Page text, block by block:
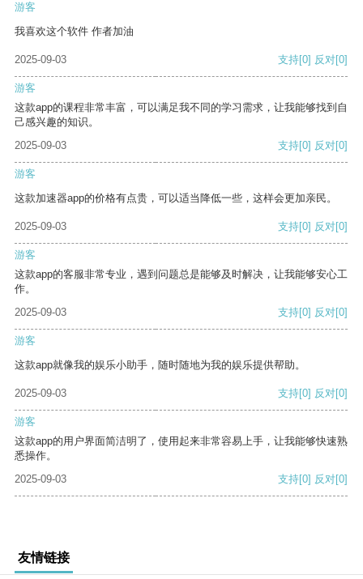
游客
我喜欢这个软件 作者加油
2025-09-03 支持[0] 反对[0]
游客
这款app的课程非常丰富，可以满足我不同的学习需求，让我能够找到自
己感兴趣的知识。
2025-09-03
支持[0] 反对[0]
游客
这款加速器app的价格有点贵，可以适当降低一些，这样会更加亲民。
2025-09-03 支持[0] 反对[0]
游客
这款app的客服非常专业，遇到问题总是能够及时解决，让我能够安心工
作。
2025-09-03
支持[0] 反对[0]
游客
这款app就像我的娱乐小助手，随时随地为我的娱乐提供帮助。
2025-09-03 支持[0] 反对[0]
游客
这款app的用户界面简洁明了，使用起来非常容易上手，让我能够快速熟
悉操作。
2025-09-03
支持[0] 反对[0]
友情链接